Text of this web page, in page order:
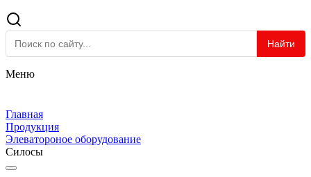
Найти
Меню
Главная
Продукция
Элеватороное оборудование
Силосы